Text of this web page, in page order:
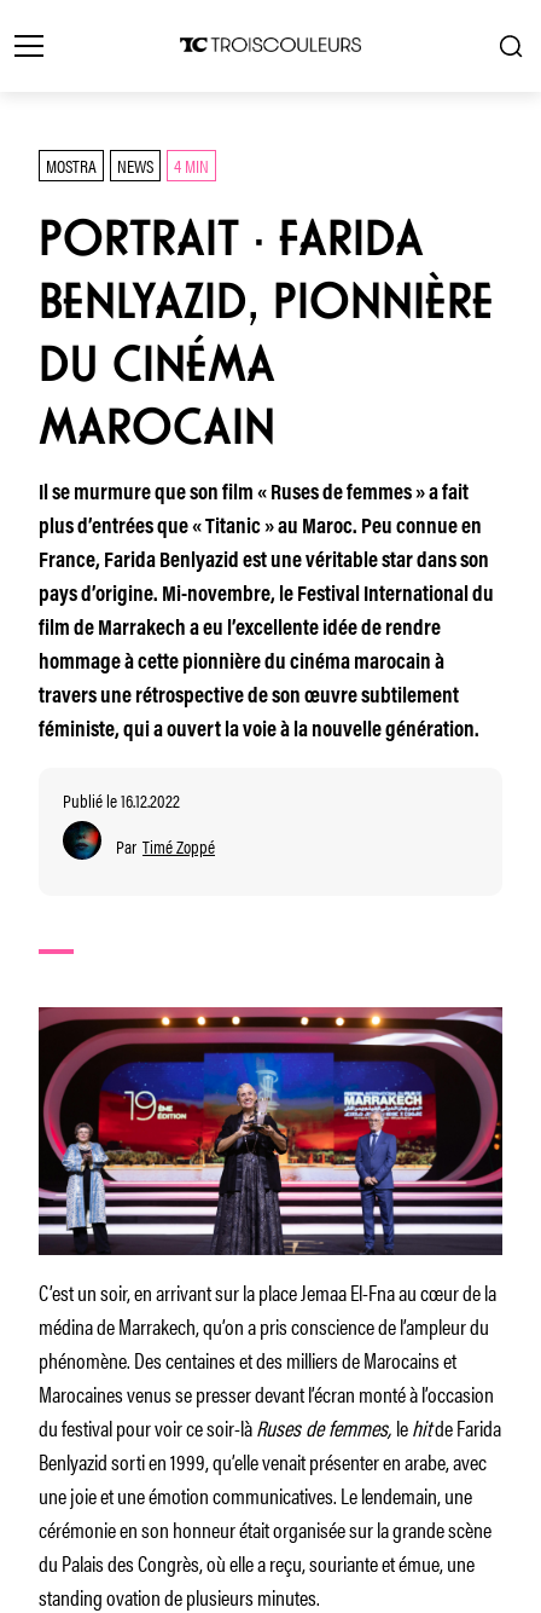
MOSTRA NEWS 4 MIN
PORTRAIT · FARIDA
BENLYAZID, PIONNIÈRE
DU CINÉMA
MAROCAIN
Il se murmure que son film « Ruses de femmes » a fait
plus d’entrées que « Titanic » au Maroc. Peu connue en
France, Farida Benlyazid est une véritable star dans son
pays d’origine. Mi-novembre, le Festival International du
film de Marrakech a eu l’excellente idée de rendre
hommage à cette pionnière du cinéma marocain à
travers une rétrospective de son œuvre subtilement
féministe, qui a ouvert la voie à la nouvelle génération.
Publié le 16.12.2022
Par Timé Zoppé
C’est un soir, en arrivant sur la place Jemaa El-Fna au cœur de la
médina de Marrakech, qu’on a pris conscience de l’ampleur du
phénomène. Des centaines et des milliers de Marocains et
Marocaines venus se presser devant l’écran monté à l’occasion
du festival pour voir ce soir-làRuses de femmes,lehitde Farida
Benlyazid sorti en 1999, qu’elle venait présenter en arabe, avec
une joie et une émotion communicatives. Le lendemain, une
cérémonie en son honneur était organisée sur la grande scène
du Palais des Congrès, où elle a reçu, souriante et émue, une
standing ovation de plusieurs minutes.